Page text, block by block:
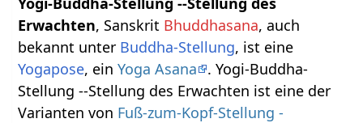
Erwachten, Sanskrit Bhuddhasana, auch
bekannt unter Buddha-Stellung, ist eine
Yogapose, einYoga Asana
. Yogi-Buddha-
Stellung --Stellung des Erwachten ist eine der
Varianten von Fuß-zum-Kopf-Stellung -